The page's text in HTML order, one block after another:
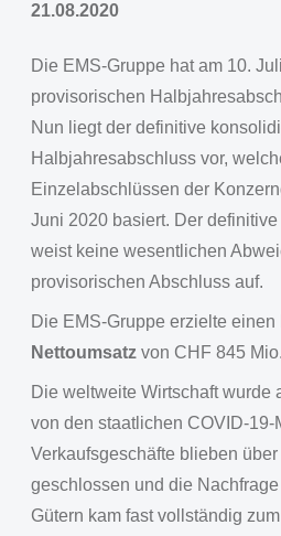
21.08.2020
Die EMS-Gruppe hat am 10.
provisorischen
Nun liegt der definitive
Halbjahresabschluss vor,
Einzelabschlüssen der
Juni 2020 basiert. Der
weist keine wesentlichen
provisorischen Abschluss auf.
Die EMS-Gruppe erzielte
Nettoumsatz von CHF 845
Die weltweite Wirtschaft wurde
von den staatlichen COVID-19-
Verkaufsgeschäfte blieben
geschlossen und die
Gütern kam fast vollständig